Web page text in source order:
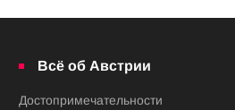
Всё об Австрии
Достопримечательности